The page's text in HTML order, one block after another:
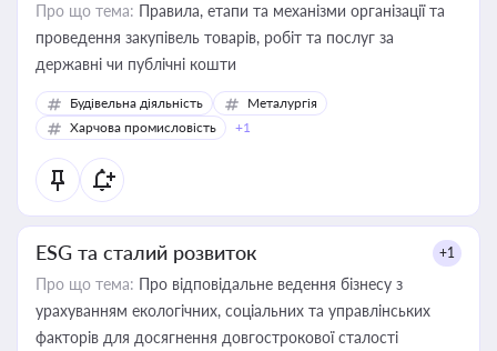
Про що тема: Правила, етапи та механізми організації та
проведення закупівель товарів, робіт та послуг за
державні чи публічні кошти
Будівельна діяльність
Металургія
Харчова промисловість
+1
ESG та сталий розвиток +1
Про що тема: Про відповідальне ведення бізнесу з
урахуванням екологічних, соціальних та управлінських
факторів для досягнення довгострокової сталості